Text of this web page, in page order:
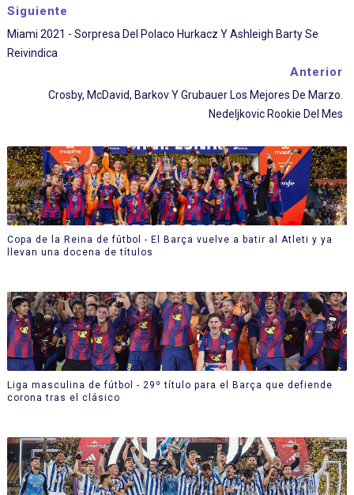
Siguiente
Miami 2021 - Sorpresa Del Polaco Hurkacz Y Ashleigh Barty Se
Reivindica
Anterior
Crosby, McDavid, Barkov Y Grubauer Los Mejores De Marzo.
Nedeljkovic Rookie Del Mes
Copa de la Reina de fútbol - El Barça vuelve a batir al Atleti y ya
llevan una docena de títulos
Liga masculina de fútbol - 29º título para el Barça que defiende
corona tras el clásico